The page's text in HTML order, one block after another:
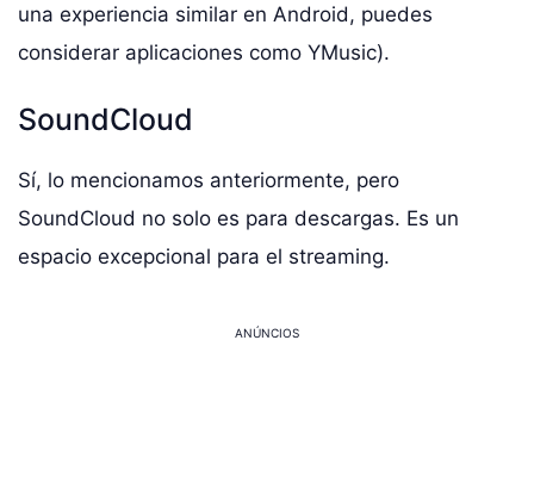
una experiencia similar en Android, puedes
considerar aplicaciones como YMusic).
SoundCloud
Sí, lo mencionamos anteriormente, pero
SoundCloud no solo es para descargas. Es un
espacio excepcional para el streaming.
ANÚNCIOS